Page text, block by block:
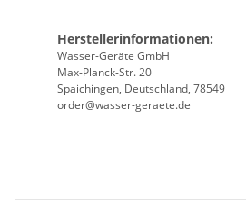
Herstellerinformationen:
Wasser-Geräte GmbH
Max-Planck-Str. 20
Spaichingen, Deutschland, 78549
order@wasser-geraete.de